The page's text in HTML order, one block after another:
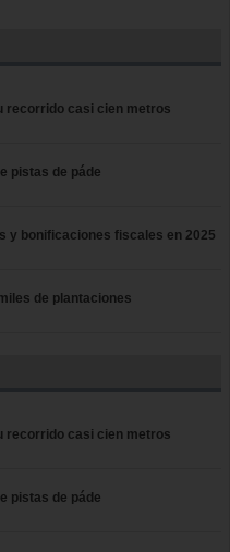
recorrido casi cien metros
pistas de páde
y bonificaciones fiscales en 2025
de plantaciones
recorrido casi cien metros
pistas de páde